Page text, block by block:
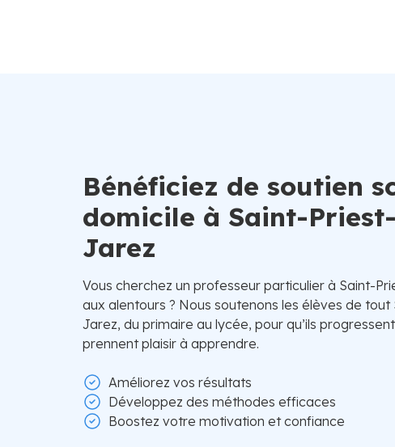
Bénéficiez de soutien
domicile à Saint-
Jarez
Vous cherchez un professeur particulier à Saint-
aux alentours ? Nous soutenons les élèves de
Jarez, du primaire au lycée, pour qu’ils
prennent plaisir à apprendre.
Améliorez vos résultats
Développez des méthodes efficaces
Boostez votre motivation et confiance